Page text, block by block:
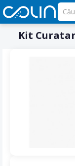
Kit